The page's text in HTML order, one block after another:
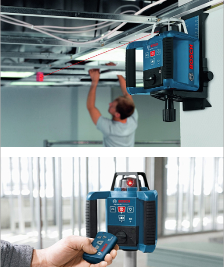
ROBOCZA
I
BHP
SPRZĘT
AGD
OGRODNICZE
KOSIARKI-
KOSY
MYJKI
CIŚNIENIOWE